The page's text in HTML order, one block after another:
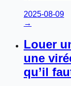
2025-08-09
→
Louer
une
qu’il